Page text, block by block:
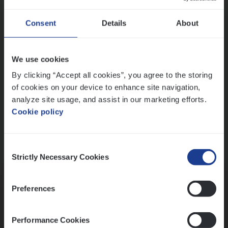
Consent Details About
We use cookies
By clicking “Accept all cookies”, you agree to the storing
of cookies on your device to enhance site navigation,
analyze site usage, and assist in our marketing efforts.
Cookie policy
Selection
Strictly Necessary Cookies
Preferences
Performance Cookies
Ons sollicitatieproces